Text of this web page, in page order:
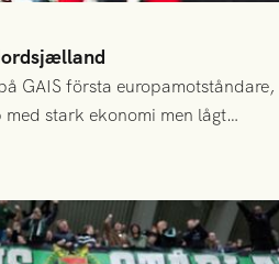
GAIS första europamotståndare,
stark ekonomi men lågt
kollektiv styrka och individuell